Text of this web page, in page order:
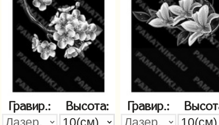
Гравир.: Высота: Гравир.: